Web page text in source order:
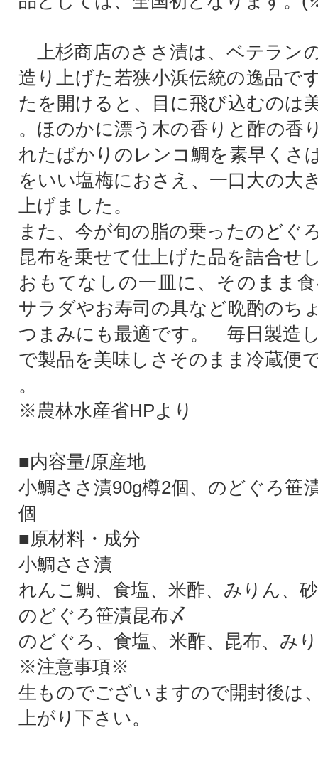
上杉商店のささ漬は、ベテラン
造り上げた若狭小浜伝統の逸品
たを開けると、目に飛び込むのは
。ほのかに漂う木の香りと酢の
れたばかりのレンコ鯛を素早くさ
をいい塩梅におさえ、一口大の大
上げました。
また、今が旬の脂の乗ったのどぐ
昆布を乗せて仕上げた品を詰合
おもてなしの一皿に、そのまま
サラダやお寿司の具など晩酌のち
つまみにも最適です。 毎日製造
で製品を美味しさそのまま冷蔵便
。
※農林水産省HPより
■内容量/原産地
小鯛ささ漬90g樽2個、のどぐろ笹
個
■原材料・成分
小鯛ささ漬
れんこ鯛、食塩、米酢、みりん、
のどぐろ笹漬昆布〆
のどぐろ、食塩、米酢、昆布、み
※注意事項※
生ものでございますので開封後は
上がり下さい。